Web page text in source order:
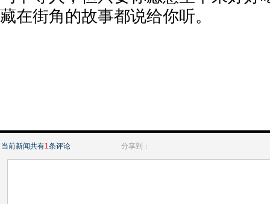
藏在街角的故事都说给你听。
当前新闻共有1条评论 分享到：